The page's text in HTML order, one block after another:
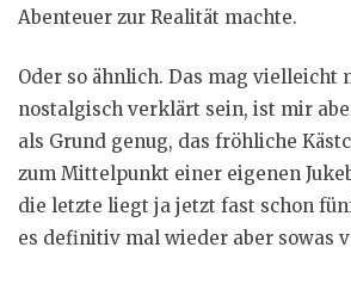
Abenteuer zur Realität machte.
Oder so ähnlich. Das mag vielleicht
nostalgisch verklärt sein, ist mir
als Grund genug, das fröhliche
zum Mittelpunkt einer eigenen
die letzte liegt ja jetzt fast schon
es definitiv mal wieder aber sowas